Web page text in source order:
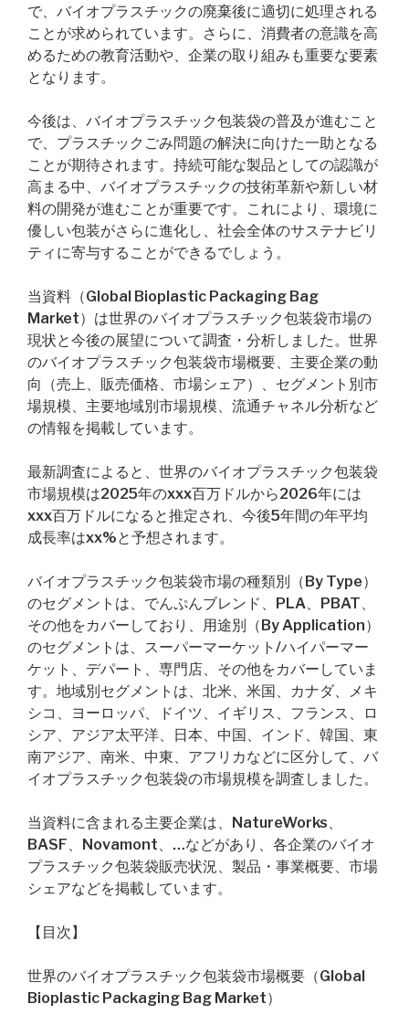
で、バイオプラスチックの廃棄後に適切に処理される
ことが求められています。さらに、消費者の意識を高
めるための教育活動や、企業の取り組みも重要な要素
となります。
今後は、バイオプラスチック包装袋の普及が進むこと
で、プラスチックごみ問題の解決に向けた一助となる
ことが期待されます。持続可能な製品としての認識が
高まる中、バイオプラスチックの技術革新や新しい材
料の開発が進むことが重要です。これにより、環境に
優しい包装がさらに進化し、社会全体のサステナビリ
ティに寄与することができるでしょう。
当資料（Global Bioplastic Packaging Bag
Market）は世界のバイオプラスチック包装袋市場の
現状と今後の展望について調査・分析しました。世界
のバイオプラスチック包装袋市場概要、主要企業の動
向（売上、販売価格、市場シェア）、セグメント別市
場規模、主要地域別市場規模、流通チャネル分析など
の情報を掲載しています。
最新調査によると、世界のバイオプラスチック包装袋
市場規模は2025年のxxx百万ドルから2026年には
xxx百万ドルになると推定され、今後5年間の年平均
成長率はxx%と予想されます。
バイオプラスチック包装袋市場の種類別（By Type）
のセグメントは、でんぷんブレンド、PLA、PBAT、
その他をカバーしており、用途別（By Application）
のセグメントは、スーパーマーケット/ハイパーマー
ケット、デパート、専門店、その他をカバーしていま
す。地域別セグメントは、北米、米国、カナダ、メキ
シコ、ヨーロッパ、ドイツ、イギリス、フランス、ロ
シア、アジア太平洋、日本、中国、インド、韓国、東
南アジア、南米、中東、アフリカなどに区分して、バ
イオプラスチック包装袋の市場規模を調査しました。
当資料に含まれる主要企業は、NatureWorks、
BASF、Novamont、…などがあり、各企業のバイオ
プラスチック包装袋販売状況、製品・事業概要、市場
シェアなどを掲載しています。
【目次】
世界のバイオプラスチック包装袋市場概要（Global
Bioplastic Packaging Bag Market）